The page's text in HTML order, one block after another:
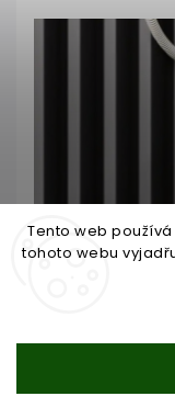
Tento web
tohoto webu